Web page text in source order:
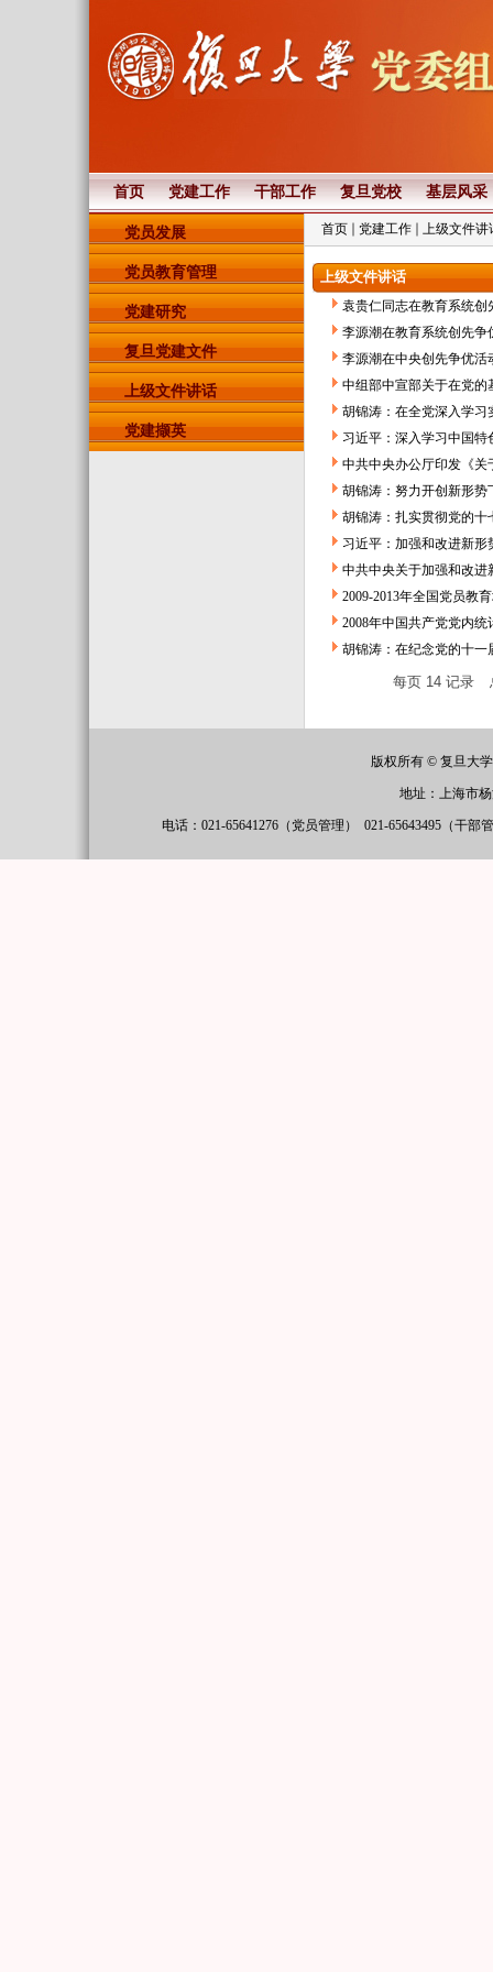
首页 党建工作 干部工作 复旦党校 基层风采
党员发展
党员教育管理
党建研究
复旦党建文件
上级文件讲话
党建撷英
首页 党建工作 上级文件讲
上级文件讲话
袁贵仁同志在教育系统
李源潮在教育系统创先
李源潮在中央创先争优
中组部中宣部关于在党的
胡锦涛：在全党深入学
习近平：深入学习中国
中共中央办公厅印发《
胡锦涛：努力开创新形势
胡锦涛：扎实贯彻党的十
习近平：加强和改进新
中共中央关于加强和改
2009-2013年全国党员教
2008年中国共产党党内统
胡锦涛：在纪念党的十一
每页 14 记录
版权所有 © 复旦大
地址：上海市
电话：021-65641276（党员管理） 021-65643495（干部